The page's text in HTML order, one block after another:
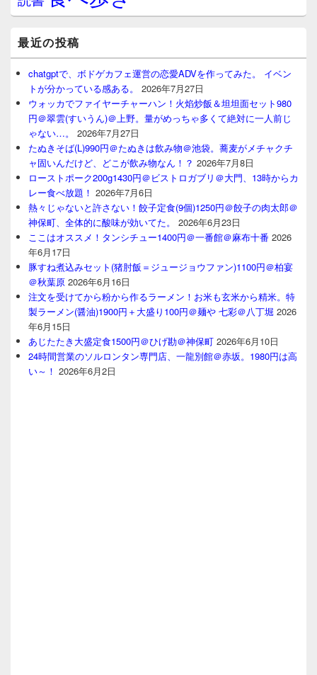
最近の投稿
chatgptで、ボドゲカフェ運営の恋愛ADVを作ってみた。 イベン
トが分かっている感ある。
2026年7月27日
ウォッカでファイヤーチャーハン！火焰炒飯＆坦坦面セット980
円＠翠雲(すいうん)＠上野。量がめっちゃ多くて絶対に一人前じ
ゃない…。
2026年7月27日
たぬきそば(L)990円＠たぬきは飲み物＠池袋。蕎麦がメチャクチ
ャ固いんだけど、どこが飲み物なん！？ 2026年7月8日
ローストポーク200g1430円＠ビストロガブリ＠大門、13時からカ
レー食べ放題！ 2026年7月6日
熱々じゃないと許さない！餃子定食(9個)1250円＠餃子の肉太郎＠
神保町、全体的に酸味が効いてた。
2026年6月23日
ここはオススメ！タンシチュー1400円＠一番館＠麻布十番 2026
年6月17日
豚すね煮込みセット(猪肘飯＝ジュージョウファン)1100円＠柏宴
＠秋葉原 2026年6月16日
注文を受けてから粉から作るラーメン！お米も玄米から精米。特
製ラーメン(醤油)1900円＋大盛り100円＠麺や 七彩＠八丁堀 2026
年6月15日
あじたたき大盛定食1500円＠ひげ勘＠神保町 2026年6月10日
24時間営業のソルロンタン専門店、一龍別館＠赤坂。1980円は高
い～！ 2026年6月2日